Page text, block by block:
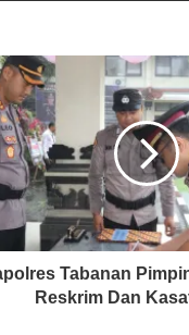
Tabanan
Reskrim Dan